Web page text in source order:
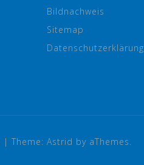
Bildnachweis
Sitemap
Datenschutzerklärung
| Theme: Astrid by aThemes.